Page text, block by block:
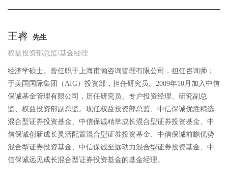
王睿 先生
权益投资部总监/基金经理
经济学硕士。曾任职于上海甫瀚咨询管理有限公司，担任咨询师；
于美国国际集团（AIG）投资部，担任研究员。2009年10月加入中信
保诚基金管理有限公司，历任研究员、专户投资经理、研究副总
监、权益投资部副总监。现任权益投资部总监、中信保诚优胜精选
混合型证券投资基金、中信保诚精萃成长混合型证券投资基金、中
信保诚创新成长灵活配置混合型证券投资基金、中信保诚前瞻优势
混合型证券投资基金、中信保诚至远动力混合型证券投资基金、中
信保诚远见成长混合型证券投资基金的基金经理。